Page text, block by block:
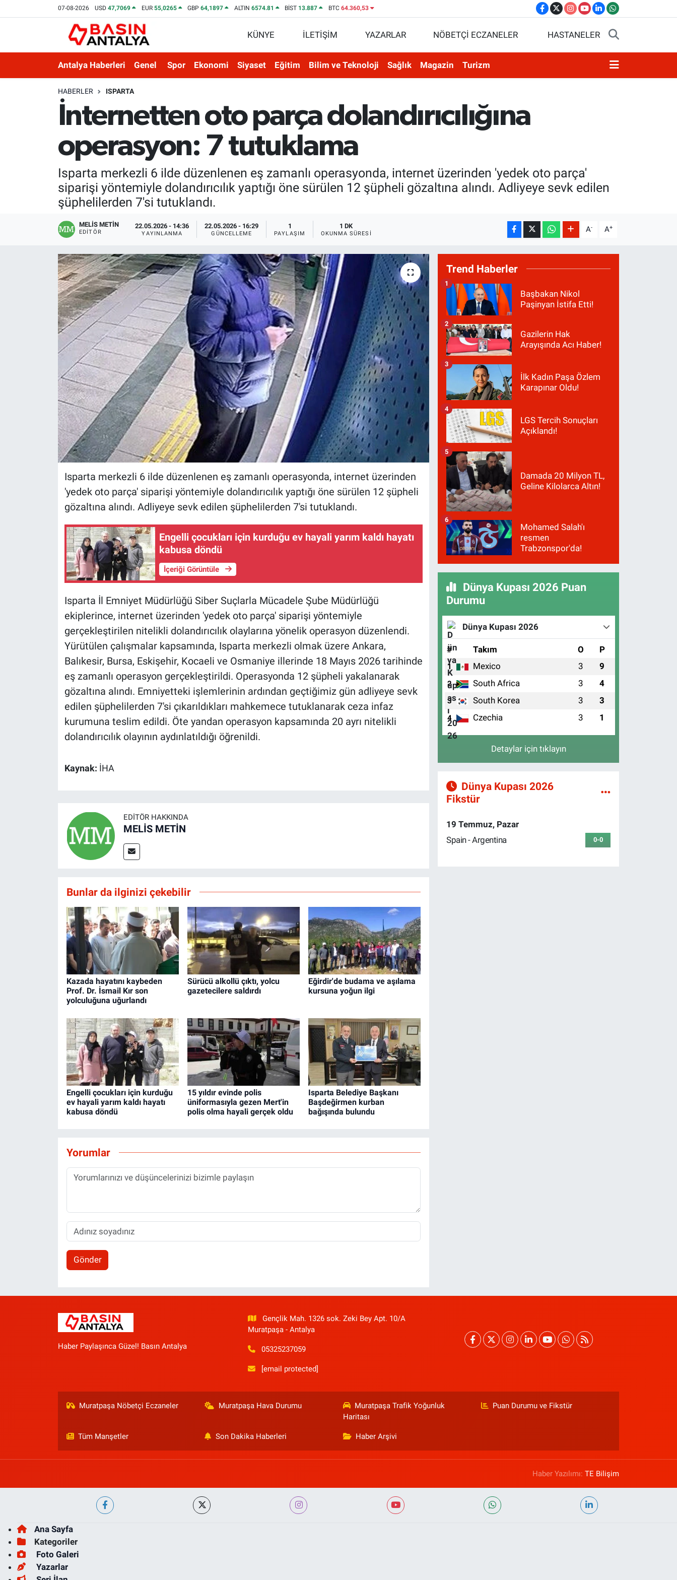
07-08-2026 USD47,7069 EUR 55,0265 GBP64,1897 ALTIN 6574.81 BİST 13.887 BTC 64.360,53
KÜNYE İLETİŞİM YAZARLAR NÖBETÇİ ECZANELER HASTANELER
Antalya Haberleri Genel Spor Ekonomi Siyaset Eğitim Bilim ve Teknoloji Sağlık Magazin Turizm
HABERLER ISPARTA
İnternetten oto parça dolandırıcılığına
operasyon: 7 tutuklama
Isparta merkezli 6 ilde düzenlenen eş zamanlı operasyonda, internet üzerinden 'yedek oto parça'
siparişi yöntemiyle dolandırıcılık yaptığı öne sürülen 12 şüpheli gözaltına alındı. Adliyeye sevk edilen
şüphelilerden 7'si tutuklandı.
MELİS METİN
EDITÖR
22.05.2026 - 14:36
YAYINLANMA
22.05.2026 - 16:29
GÜNCELLEME
1
PAYLAŞIM
1 DK
OKUNMA SÜRESI A- A+
Isparta merkezli 6 ilde düzenlenen eş zamanlı operasyonda, internet üzerinden
'yedek oto parça' siparişi yöntemiyle dolandırıcılık yaptığı öne sürülen 12 şüpheli
gözaltına alındı. Adliyeye sevk edilen şüphelilerden 7'si tutuklandı.
Engelli çocukları için kurduğu ev hayali yarım kaldı hayatı
kabusa döndü
İçeriği Görüntüle
Isparta İl Emniyet Müdürlüğü Siber Suçlarla Mücadele Şube Müdürlüğü
ekiplerince, internet üzerinden 'yedek oto parça' siparişi yöntemiyle
gerçekleştirilen nitelikli dolandırıcılık olaylarına yönelik operasyon düzenlendi.
Yürütülen çalışmalar kapsamında, Isparta merkezli olmak üzere Ankara,
Balıkesir, Bursa, Eskişehir, Kocaeli ve Osmaniye illerinde 18 Mayıs 2026 tarihinde
eş zamanlı operasyon gerçekleştirildi. Operasyonda 12 şüpheli yakalanarak
gözaltına alındı. Emniyetteki işlemlerinin ardından geçtiğimiz gün adliyeye sevk
edilen şüphelilerden 7'si çıkarıldıkları mahkemece tutuklanarak ceza infaz
kurumuna teslim edildi. Öte yandan operasyon kapsamında 20 ayrı nitelikli
dolandırıcılık olayının aydınlatıldığı öğrenildi.
Kaynak: İHA
EDITÖR HAKKINDA
MELİS METİN
Bunlar da ilginizi çekebilir
Kazada hayatını kaybeden
Prof. Dr. İsmail Kır son
yolculuğuna uğurlandı
Sürücü alkollü çıktı, yolcu
gazetecilere saldırdı
Eğirdir'de budama ve aşılama
kursuna yoğun ilgi
Engelli çocukları için kurduğu
ev hayali yarım kaldı hayatı
kabusa döndü
15 yıldır evinde polis
üniformasıyla gezen Mert'in
polis olma hayali gerçek oldu
Isparta Belediye Başkanı
Başdeğirmen kurban
bağışında bulundu
Yorumlar
Gönder
Trend Haberler
Başbakan Nikol
Paşinyan İstifa Etti!
1
Gazilerin Hak
Arayışında Acı Haber!
2
İlk Kadın Paşa Özlem
Karapınar Oldu!
3
LGS Tercih Sonuçları
Açıklandı!
4
Damada 20 Milyon TL,
Geline Kilolarca Altın!
5
Mohamed Salah'ı
resmen
Trabzonspor'da!
6
Dünya Kupası 2026 Puan
Durumu
Dünya Kupası 2026
# Takım O P
1 Mexico 3 9
2 South Africa 3 4
3 South Korea 3 3
4 Czechia 3 1
Detaylar için tıklayın
Dünya Kupası 2026
Fikstür
19 Temmuz, Pazar
Spain - Argentina
0-0
Haber Paylaşınca Güzel! Basın Antalya
Gençlik Mah. 1326 sok. Zeki Bey Apt. 10/A
Muratpaşa - Antalya
05325237059
[email protected]
Muratpaşa Nöbetçi Eczaneler Muratpaşa Hava Durumu
Muratpaşa Trafik Yoğunluk
Haritası
Puan Durumu ve Fikstür
Tüm Manşetler Son Dakika Haberleri Haber Arşivi
Haber Yazılımı:TE Bilişim
Ana Sayfa
Kategoriler
Foto Galeri
Yazarlar